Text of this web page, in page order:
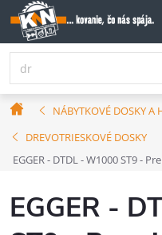
Prejsť
na
obsah
DomovNÁBYTKOVÉ DOSKY A
DREVOTRIESKOVÉ DOSKY
EGGER - DTDL - W1000 ST9 -
EGGER -